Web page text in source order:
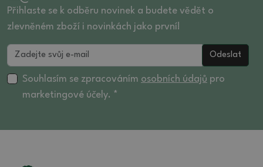
Přihlaste se k odběru novinek a budete vědět o
zlevněném zboží i novinkách jako první!
Odeslat
Souhlasím se zpracováním osobních údajů pro
marketingové účely. *